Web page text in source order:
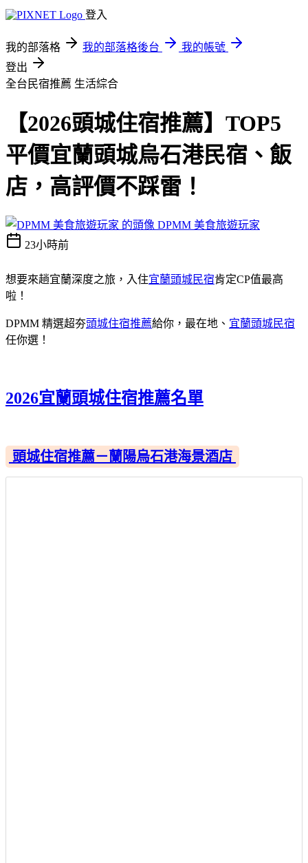
登入
我的部落格 我的部落格後台
我的帳號
登出
全台民宿推薦 生活綜合
【2026頭城住宿推薦】TOP5
平價宜蘭頭城烏石港民宿、飯
店，高評價不踩雷！
DPMM 美食旅遊玩家
23小時前
想要來趟宜蘭深度之旅，入住宜蘭頭城民宿肯定CP值最高
啦！
DPMM 精選超夯頭城住宿推薦給你，最在地、 宜蘭頭城民宿
任你選！
2026宜蘭頭城住宿推薦名單
頭城住宿推薦－蘭陽烏石港海景酒店